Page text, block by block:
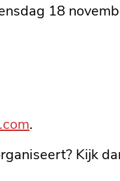
18
.
Kijk